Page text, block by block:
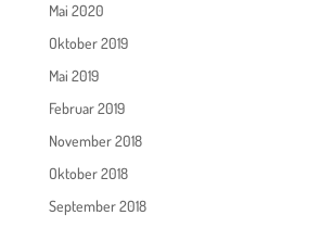
Mai 2020
Oktober 2019
Mai 2019
Februar 2019
November 2018
Oktober 2018
September 2018